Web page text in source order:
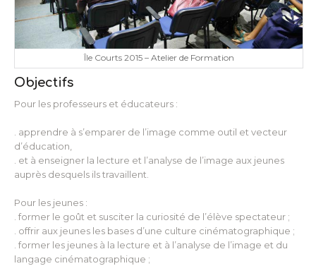
Île Courts 2015 – Atelier de Formation
Objectifs
Pour les professeurs et éducateurs :
. apprendre à s’emparer de l’image comme outil et vecteur
d’éducation,
. et à enseigner la lecture et l’analyse de l’image aux jeunes
auprès desquels ils travaillent.
Pour les jeunes :
. former le goût et susciter la curiosité de l’élève spectateur ;
. offrir aux jeunes les bases d’une culture cinématographique ;
. former les jeunes à la lecture et à l’analyse de l’image et du
langage cinématographique ;